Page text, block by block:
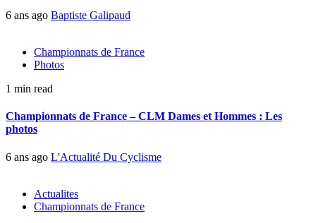
6 ans ago Baptiste Galipaud
Championnats de France
Photos
1 min read
Championnats de France – CLM Dames et Hommes : Les
photos
6 ans ago L'Actualité Du Cyclisme
Actualites
Championnats de France